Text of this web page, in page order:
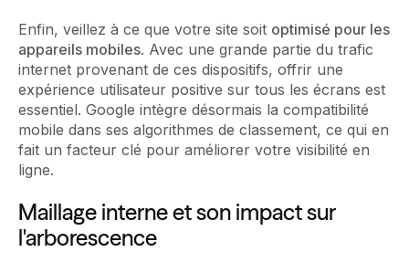
Enfin, veillez à ce que votre site soit optimisé pour les
appareils mobiles. Avec une grande partie du trafic
internet provenant de ces dispositifs, offrir une
expérience utilisateur positive sur tous les écrans est
essentiel. Google intègre désormais la compatibilité
mobile dans ses algorithmes de classement, ce qui en
fait un facteur clé pour améliorer votre visibilité en
ligne.
Maillage interne et son impact sur
l'arborescence